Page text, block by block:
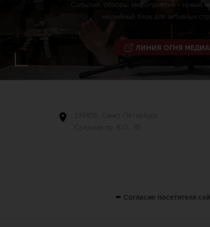
События, обзоры, мероприятия - новый
медийный блок для активных
ЛИНИЯ ОГНЯ МЕДИА
199406, Санкт-Петербург,
Средний пр. В.О., 85
✒ Согласие посетителя